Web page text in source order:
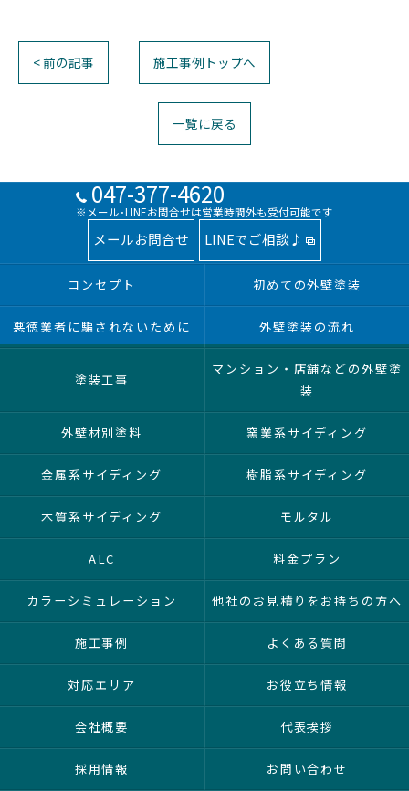
< 前の記事 施工事例トップへ
一覧に戻る
047-377-4620
※メール･LINEお問合せは営業時間外も受付可能です
メールお問合せ LINEでご相談♪
コンセプト 初めての外壁塗装
悪徳業者に騙されないために 外壁塗装の流れ
塗装工事
マンション・店舗などの外壁塗
装
外壁材別塗料 窯業系サイディング
金属系サイディング 樹脂系サイディング
木質系サイディング モルタル
ALC 料金プラン
カラーシミュレーション 他社のお見積りをお持ちの方へ
施工事例 よくある質問
対応エリア お役立ち情報
会社概要 代表挨拶
採用情報 お問い合わせ